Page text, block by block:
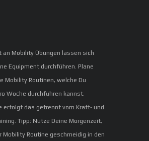
an Mobility Übungen lassen sich
Equipment durchführen. Plane
Mobility Routinen, welche Du
Woche durchführen kannst.
erfolgt das getrennt vom Kraft- und
Tipp: Nutze Deine Morgenzeit,
Mobility Routine geschmeidig in den